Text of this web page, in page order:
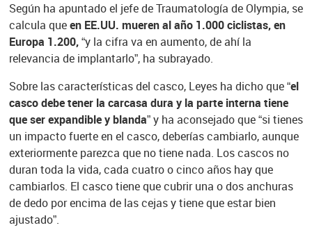
Según ha apuntado el jefe de Traumatología de Olympia, se
calcula queen EE.UU. mueren al año 1.000 ciclistas, en
Europa 1.200,“y la cifra va en aumento, de ahí la
relevancia de implantarlo”, ha subrayado.
Sobre las características del casco, Leyes ha dicho que“el
casco debe tener la carcasa dura y la parte interna tiene
que ser expandible y blanda”y ha aconsejado que “si tienes
un impacto fuerte en el casco, deberías cambiarlo, aunque
exteriormente parezca que no tiene nada. Los cascos no
duran toda la vida, cada cuatro o cinco años hay que
cambiarlos. El casco tiene que cubrir una o dos anchuras
de dedo por encima de las cejas y tiene que estar bien
ajustado”.